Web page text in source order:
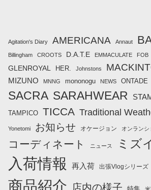
Agitation's Diary AMERICANA Annaut
Billingham CROOTS D.A.T.E EMMACULATE FOB
GLENROYAL HER. Johnstons
MIZUNO MNNG mononogu NEWS ONTADE
SACRA SARAHWEAR
TAMPICO TICCA Traditional
Yonetomi お知らせ オケージョン オンランシ
コーディネート ニュース ミズ
入荷情報 再入荷 出張Vlogシリーズ
商品紹介 店内の様子